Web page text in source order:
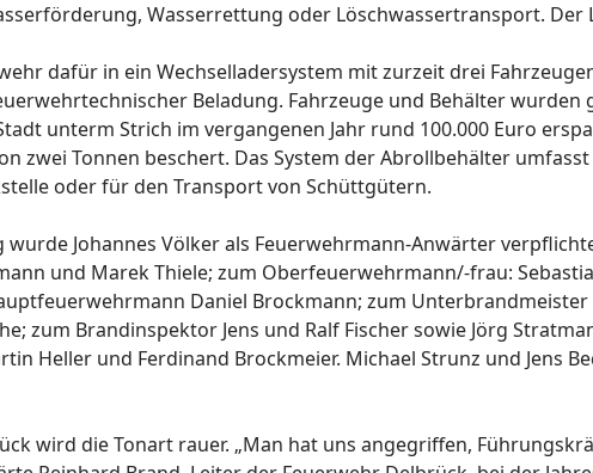
Wasserrettung oder Löschwassertransport. Der
dafür in ein Wechselladersystem mit zurzeit drei
Beladung. Fahrzeuge und Behälter
unterm Strich im vergangenen Jahr rund 100.000 Euro
zwei Tonnen beschert. Das System der Abrollbehälter
oder für den Transport von Schüttgütern.
Johannes Völker als Feuerwehrmann-Anwärter
und Marek Thiele; zum Oberfeuerwehrmann/-frau:
Daniel Brockmann; zum
zum Brandinspektor Jens und Ralf Fischer sowie Jörg
Heller und Ferdinand Brockmeier. Michael Strunz und Jens
wird die Tonart rauer. „Man hat uns angegriffen,